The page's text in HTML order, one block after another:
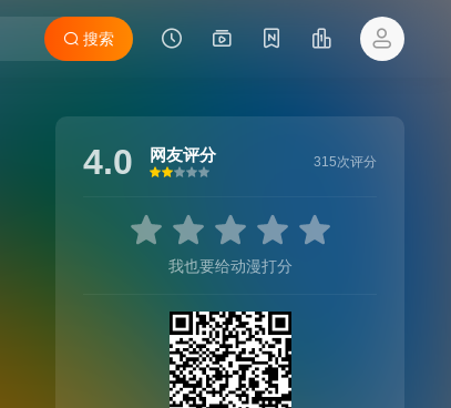
搜索
4.0 网友评分
很差
较差还行推荐力荐
315次评分
我也要给动漫打分